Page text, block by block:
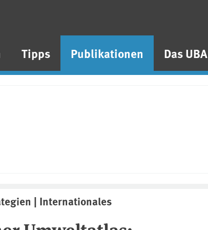
Tipps Publikationen Das UBA
| Internationales